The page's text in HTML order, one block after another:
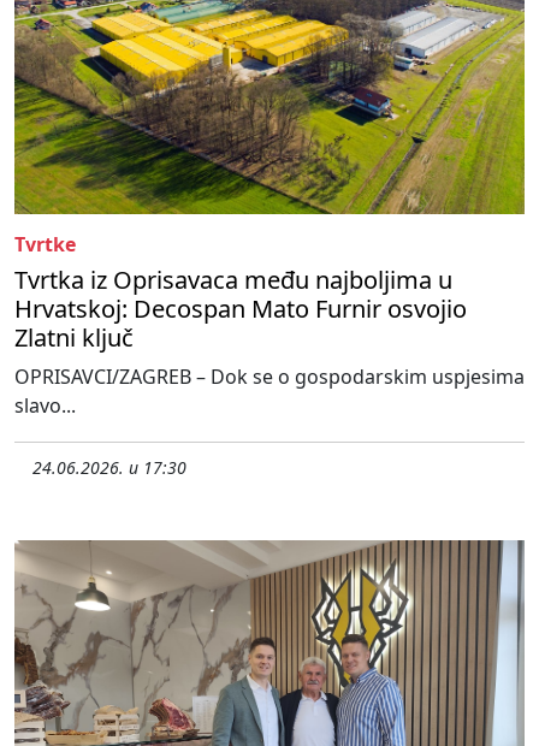
Tvrtke
Tvrtka iz Oprisavaca među najboljima u
Hrvatskoj: Decospan Mato Furnir osvojio
Zlatni ključ
OPRISAVCI/ZAGREB – Dok se o gospodarskim uspjesima
slavo...
24.06.2026. u 17:30